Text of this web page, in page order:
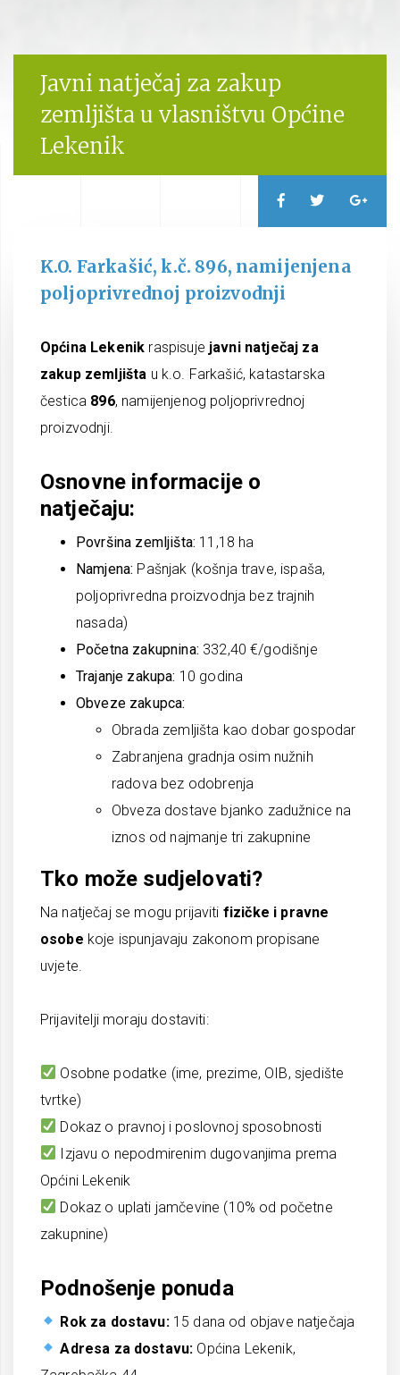
Javni natječaj za zakup
zemljišta u vlasništvu Općine
Lekenik
K.O. Farkašić, k.č. 896, namijenjena
poljoprivrednoj proizvodnji
Općina Lekenik raspisuje javni natječaj za
zakup zemljišta u k.o. Farkašić, katastarska
čestica 896, namijenjenog poljoprivrednoj
proizvodnji.
Osnovne informacije o
natječaju:
Površina zemljišta: 11,18 ha
Namjena: Pašnjak (košnja trave, ispaša,
poljoprivredna proizvodnja bez trajnih
nasada)
Početna zakupnina: 332,40 €/godišnje
Trajanje zakupa: 10 godina
Obveze zakupca:
Obrada zemljišta kao dobar gospodar
Zabranjena gradnja osim nužnih
radova bez odobrenja
Obveza dostave bjanko zadužnice na
iznos od najmanje tri zakupnine
Tko može sudjelovati?
Na natječaj se mogu prijaviti fizičke i pravne
osobe koje ispunjavaju zakonom propisane
uvjete.
Prijavitelji moraju dostaviti:
Osobne podatke (ime, prezime, OIB, sjedište
tvrtke)
Dokaz o pravnoj i poslovnoj sposobnosti
Izjavu o nepodmirenim dugovanjima prema
Općini Lekenik
Dokaz o uplati jamčevine (10% od početne
zakupnine)
Podnošenje ponuda
Rok za dostavu:15 dana od objave natječaja
Adresa za dostavu: Općina Lekenik,